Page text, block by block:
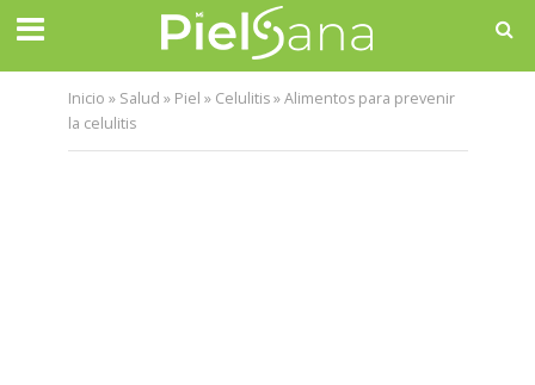
Inicio » Salud » Piel » Celulitis»Alimentos para prevenir
la celulitis